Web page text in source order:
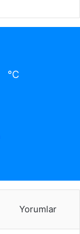
℃
Yorumlar